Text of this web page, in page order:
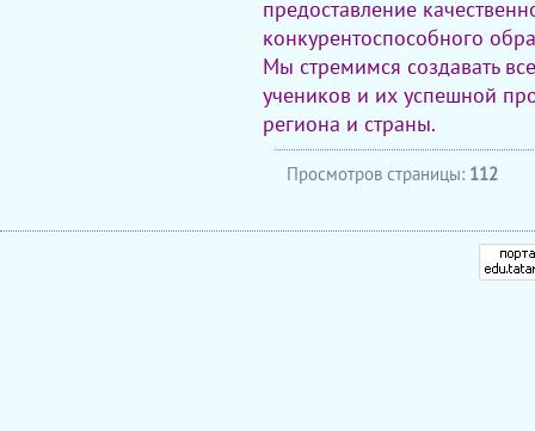
предоставление
конкурентоспособного
Мы стремимся создавать
учеников и их успешной
региона и страны.
Просмотров страницы: 112